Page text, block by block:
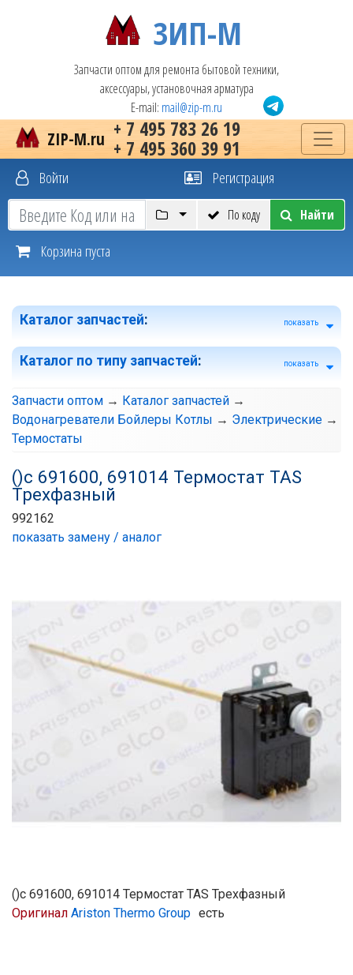
ЗИП-М
Запчасти оптом для ремонта бытовой техники,
аксессуары, установочная арматура
E-mail: mail@zip-m.ru
+ 7 495 783 26 19
+ 7 495 360 39 91
ZIP-M.ru
Войти Регистрация
По коду Найти
Корзина пуста
Каталог запчастей: показать
Каталог по типу запчастей: показать
Запчасти оптом → Каталог запчастей →
Водонагреватели Бойлеры Котлы → Электрические →
Термостаты
()с 691600, 691014 Термостат TAS
Трехфазный
992162
показать замену / аналог
()с 691600, 691014 Термостат TAS Трехфазный
Оригинал Ariston Thermo Group есть